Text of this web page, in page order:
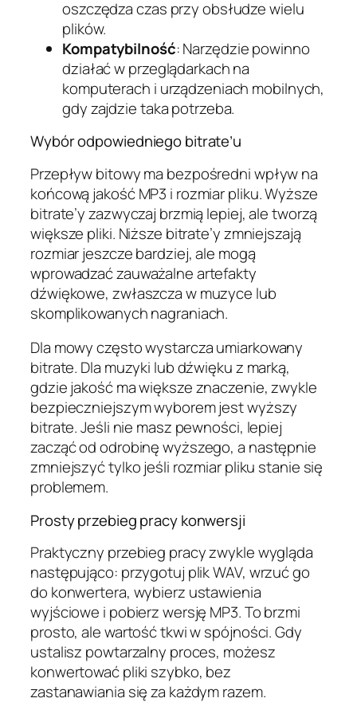
oszczędza czas przy obsłudze wielu
plików.
Kompatybilność: Narzędzie powinno
działać w przeglądarkach na
komputerach i urządzeniach mobilnych,
gdy zajdzie taka potrzeba.
Wybór odpowiedniego bitrate’u
Przepływ bitowy ma bezpośredni wpływ na
końcową jakość MP3 i rozmiar pliku. Wyższe
bitrate’y zazwyczaj brzmią lepiej, ale tworzą
większe pliki. Niższe bitrate’y zmniejszają
rozmiar jeszcze bardziej, ale mogą
wprowadzać zauważalne artefakty
dźwiękowe, zwłaszcza w muzyce lub
skomplikowanych nagraniach.
Dla mowy często wystarcza umiarkowany
bitrate. Dla muzyki lub dźwięku z marką,
gdzie jakość ma większe znaczenie, zwykle
bezpieczniejszym wyborem jest wyższy
bitrate. Jeśli nie masz pewności, lepiej
zacząć od odrobinę wyższego, a następnie
zmniejszyć tylko jeśli rozmiar pliku stanie się
problemem.
Prosty przebieg pracy konwersji
Praktyczny przebieg pracy zwykle wygląda
następująco: przygotuj plik WAV, wrzuć go
do konwertera, wybierz ustawienia
wyjściowe i pobierz wersję MP3. To brzmi
prosto, ale wartość tkwi w spójności. Gdy
ustalisz powtarzalny proces, możesz
konwertować pliki szybko, bez
zastanawiania się za każdym razem.